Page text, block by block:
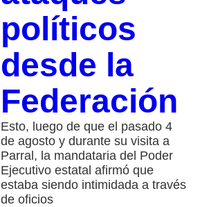
políticos
desde la
Federación
Esto, luego de que el pasado 4
de agosto y durante su visita a
Parral, la mandataria del Poder
Ejecutivo estatal afirmó que
estaba siendo intimidada a través
de oficios